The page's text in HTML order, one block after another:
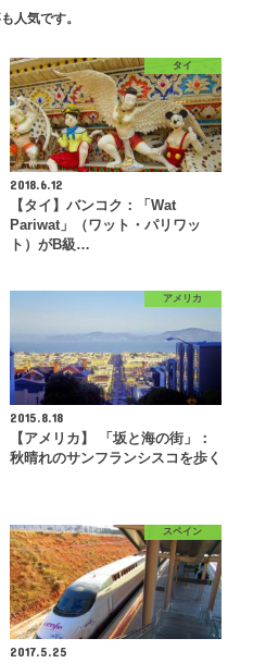
人気です。
タイ
2018.6.12
【タイ】バンコク：「Wat
Pariwat」（ワット・パリワッ
ト）がB級…
アメリカ
2015.8.18
【アメリカ】 「坂と海の街」：
秋晴れのサンフランシスコを歩く
スペイン
2017.5.25